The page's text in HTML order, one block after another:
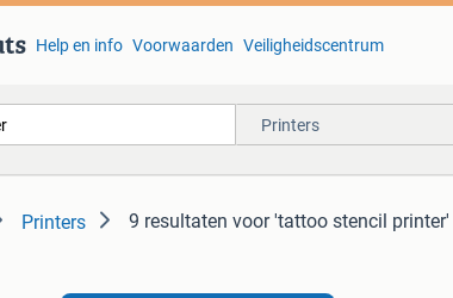
Help en info Voorwaarden Veiligheidscentrum
Printers
Printers 9 resultaten voor 'tattoo stencil printer'